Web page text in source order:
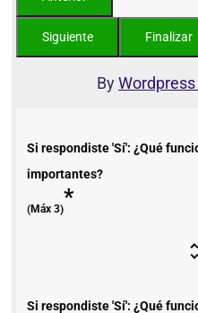
By
Si respondiste 'Sí': ¿Qué
importantes?
(Máx 3)*
Si respondiste 'Sí': ¿Qué